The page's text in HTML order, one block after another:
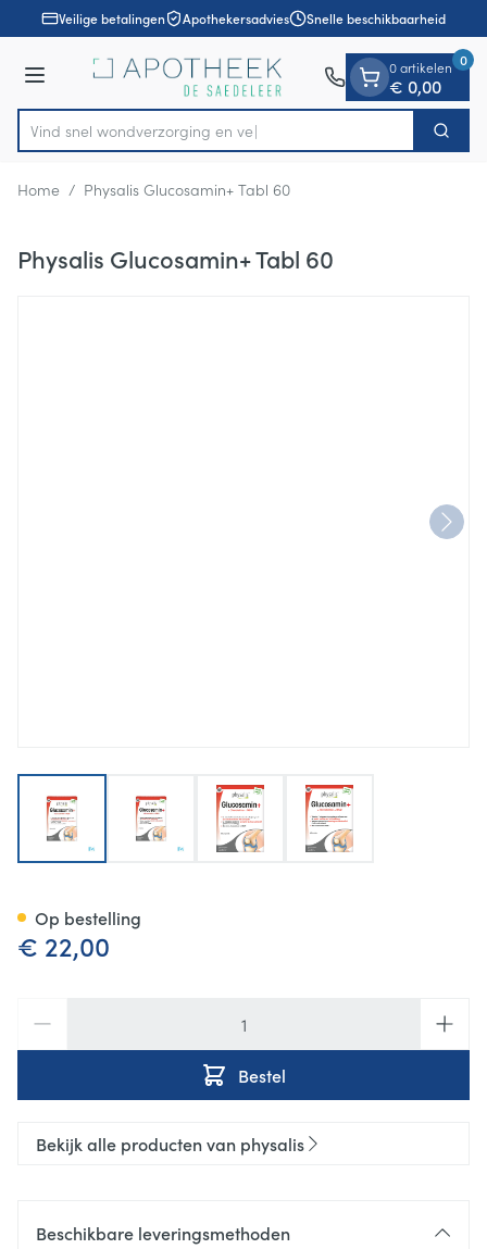
Ga naar de inhoud
1 van 1Veilige betalingen Apothekersadvies Snelle beschikbaarheid
Menu
Product, merk, categorie...
Vind snel wondverzorgi Zoek
0 artikelen
€ 0,00
0
Home / Physalis Glucosamin+ Tabl 60
Physalis Glucosamin+ Tabl 60
View larger imageView larger imageView larger image
€ 22,00
Bestel
Op bestelling
Bekijk alle producten van physalis
Beschikbare leveringsmethoden